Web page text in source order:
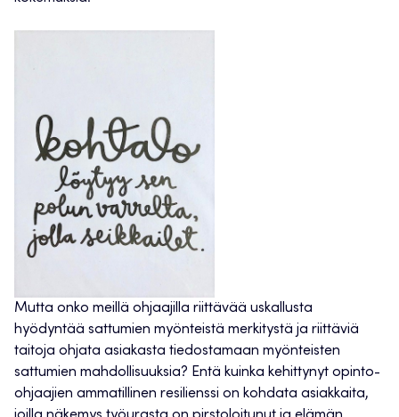
Mutta onko meillä ohjaajilla riittävää uskallusta
hyödyntää sattumien myönteistä merkitystä ja riittäviä
taitoja ohjata asiakasta tiedostamaan myönteisten
sattumien mahdollisuuksia? Entä kuinka kehittynyt opinto-
ohjaajien ammatillinen resilienssi on kohdata asiakkaita,